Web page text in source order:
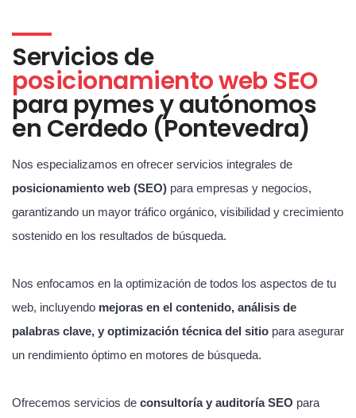
Servicios de
posicionamiento web SEO
para pymes y autónomos
en Cerdedo (Pontevedra)
Nos especializamos en ofrecer servicios integrales de
posicionamiento web (SEO) para empresas y negocios,
garantizando un mayor tráfico orgánico, visibilidad y crecimiento
sostenido en los resultados de búsqueda.
Nos enfocamos en la optimización de todos los aspectos de tu
web, incluyendo mejoras en el contenido, análisis de
palabras clave, y optimización técnica del sitio para asegurar
un rendimiento óptimo en motores de búsqueda.
Ofrecemos servicios de consultoría y auditoría SEO para